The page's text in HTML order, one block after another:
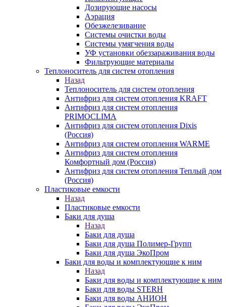
Дозирующие насосы
Аэрация
Обезжелезивание
Системы очистки воды
Системы умягчения воды
УФ установки обеззараживания воды
Фильтрующие материалы
Теплоноситель для систем отопления
Назад
Теплоноситель для систем отопления
Антифриз для систем отопления KRAFT
Антифриз для систем отопления
PRIMOCLIMA
Антифриз для систем отопления Dixis
(Россия)
Антифриз для систем отопления WARME
Антифриз для систем отопления
Комфортный дом (Россия)
Антифриз для систем отопления Теплый дом
(Россия)
Пластиковые емкости
Назад
Пластиковые емкости
Баки для душа
Назад
Баки для душа
Баки для душа Полимер-Групп
Баки для душа ЭкоПром
Баки для воды и комплектующие к ним
Назад
Баки для воды и комплектующие к ним
Баки для воды STERH
Баки для воды АНИОН